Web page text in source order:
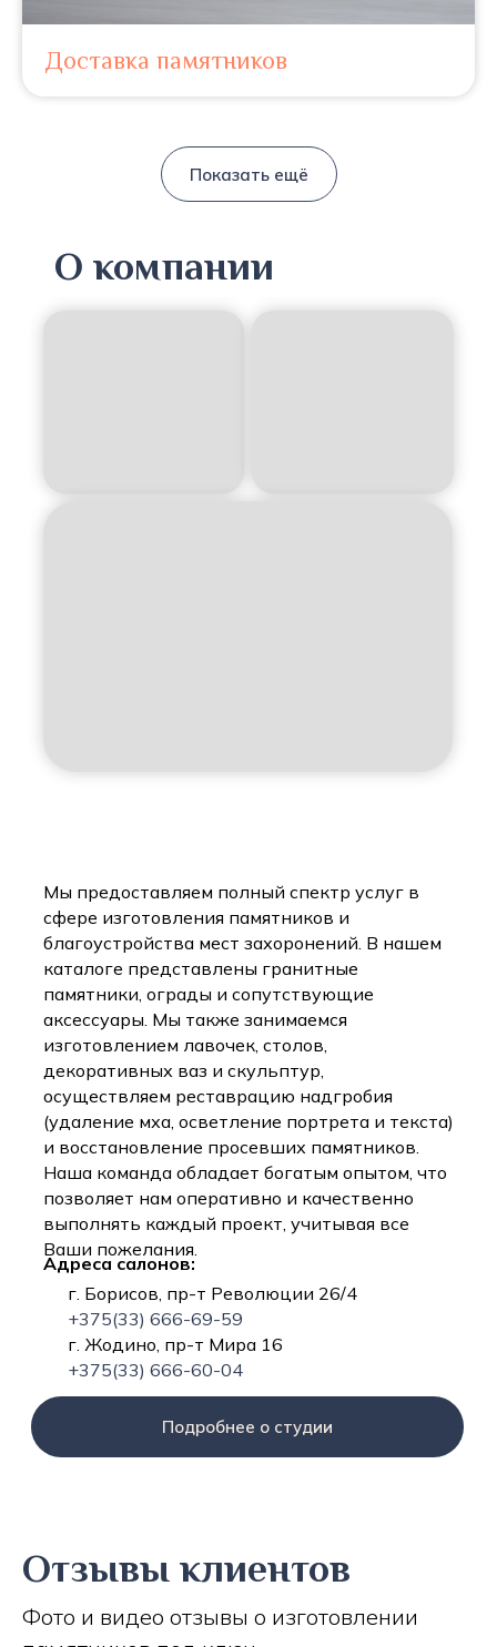
Доставка памятников
Показать ещё
Мы предоставляем полный спектр услуг в
сфере изготовления памятников и
благоустройства мест захоронений. В нашем
каталоге представлены гранитные
памятники, ограды и сопутствующие
аксессуары. Мы также занимаемся
изготовлением лавочек, столов,
декоративных ваз и скульптур,
осуществляем реставрацию надгробия
(удаление мха, осветление портрета и текста)
и восстановление просевших памятников.
Наша команда обладает богатым опытом, что
позволяет нам оперативно и качественно
выполнять каждый проект, учитывая все
Ваши пожелания.
Адреса салонов:
г. Борисов, пр-т Революции 26/4
+375(33) 666-69-59
г. Жодино, пр-т Мира 16
+375(33) 666-60-04
Подробнее о студии
О компании
Отзывы клиентов
Фото и видео отзывы о изготовлении